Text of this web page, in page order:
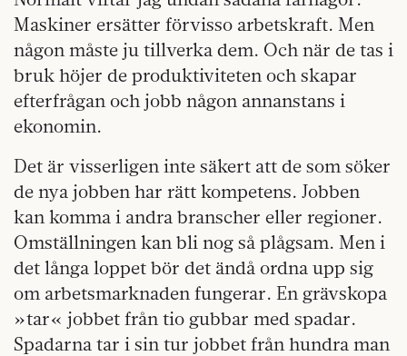
Maskiner ersätter förvisso arbetskraft. Men
någon måste ju tillverka dem. Och när de tas i
bruk höjer de produktiviteten och skapar
efterfrågan och jobb någon annanstans i
ekonomin.
Det är visserligen inte säkert att de som söker
de nya jobben har rätt kompetens. Jobben
kan komma i andra branscher eller regioner.
Omställningen kan bli nog så plågsam. Men i
det långa loppet bör det ändå ordna upp sig
om arbetsmarknaden fungerar. En grävskopa
»tar« jobbet från tio gubbar med spadar.
Spadarna tar i sin tur jobbet från hundra man